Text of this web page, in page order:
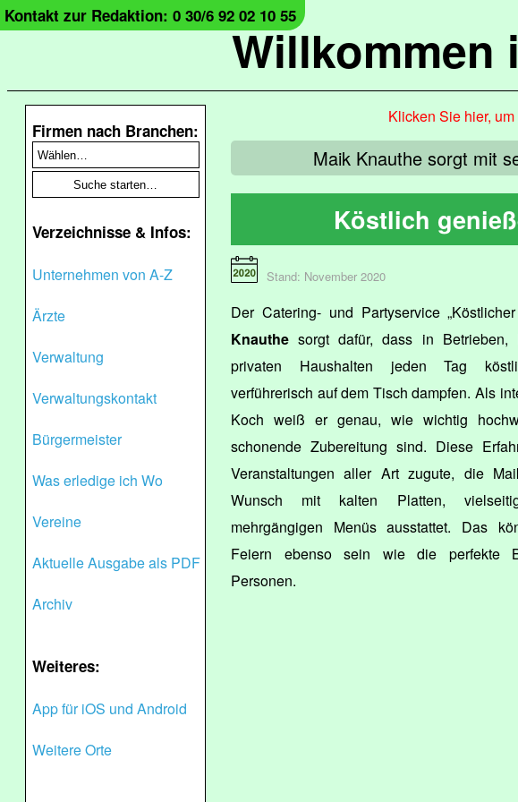
Willkommen
Kontakt zur Redaktion: 0 30/6 92 02 10 55
Firmen nach Branchen:
Verzeichnisse & Infos:
Unternehmen von A-Z
Ärzte
Verwaltung
Verwaltungskontakt
Bürgermeister
Was erledige ich Wo
Vereine
Aktuelle Ausgabe als PDF
Archiv
Weiteres:
App für iOS und Android
Weitere Orte
Klicken Sie hier,
Maik Knauthe sorgt mit
Köstlich
Stand: November 2020
Der Catering- und Partyservice
Knauthe sorgt dafür, dass in Betrieben,
privaten Haushalten jeden Tag
verführerisch auf dem Tisch dampfen. Als
Koch weiß er genau, wie wichtig
schonende Zubereitung sind. Diese
Veranstaltungen aller Art zugute, die
Wunsch mit kalten Platten,
mehrgängigen Menüs ausstattet. Das
Feiern ebenso sein wie die perfekte
Personen.